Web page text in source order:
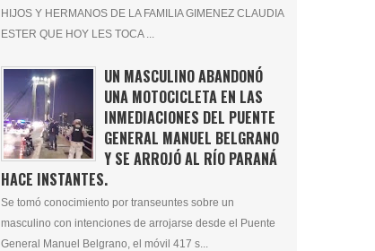
HIJOS Y HERMANOS DE LA FAMILIA GIMENEZ CLAUDIA
ESTER QUE HOY LES TOCA ...
UN MASCULINO ABANDONÓ
UNA MOTOCICLETA EN LAS
INMEDIACIONES DEL PUENTE
GENERAL MANUEL BELGRANO
Y SE ARROJÓ AL RÍO PARANÁ
HACE INSTANTES.
Se tomó conocimiento por transeuntes sobre un
masculino con intenciones de arrojarse desde el Puente
General Manuel Belgrano, el móvil 417 s...